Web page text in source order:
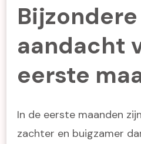
Bijzondere
aandacht
eerste
In de eerste maanden
zachter en buigzamer